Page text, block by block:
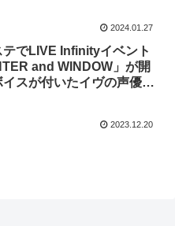
2024.01.27
テでLIVE Infinityイベント
and WINDOW」が開
イスが付いたイヴの声優に
2023.12.20